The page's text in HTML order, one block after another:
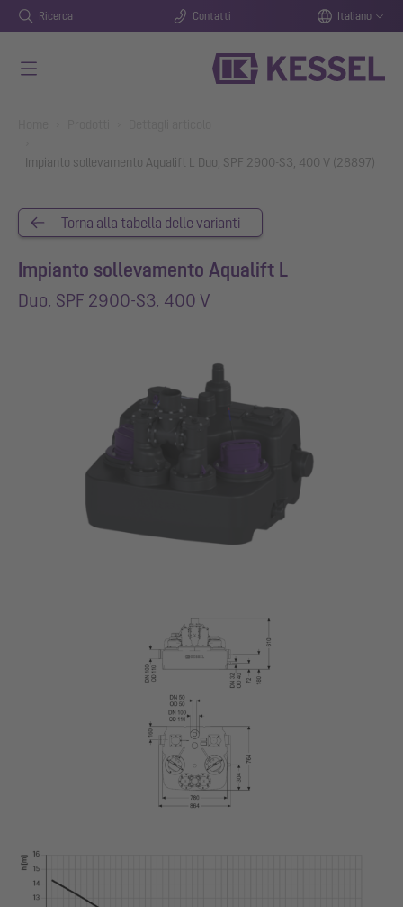
Ricerca Contatti Italiano
Impianto sollevamento Aqualift L Duo, SPF 2900-S3, 400 V (28897)
Torna alla tabella delle varianti
Impianto sollevamento Aqualift L
Duo, SPF 2900-S3, 400 V